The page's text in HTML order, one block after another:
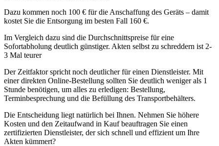
Dazu kommen noch 100 € für die Anschaffung des Geräts – damit
kostet Sie die Entsorgung im besten Fall 160 €.
Im Vergleich dazu sind die Durchschnittspreise für eine
Sofortabholung deutlich günstiger. Akten selbst zu schreddern ist 2-
3 Mal teurer
Der Zeitfaktor spricht noch deutlicher für einen Dienstleister. Mit
einer direkten Online-Bestellung sollten Sie deutlich weniger als 1
Stunde benötigen, um alles zu erledigen: Bestellung,
Terminbesprechung und die Befüllung des Transportbehälters.
Die Entscheidung liegt natürlich bei Ihnen. Nehmen Sie höhere
Kosten und den Zeitaufwand in Kauf beauftragen Sie einen
zertifizierten Dienstleister, der sich schnell und effizient um Ihre
Akten kümmert?